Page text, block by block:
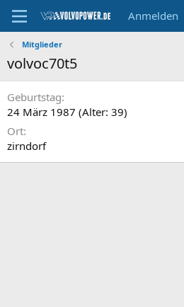
Anmelden
Mitglieder
volvoc70t5
Geburtstag
24 März 1987 (Alter: 39)
Ort
zirndorf